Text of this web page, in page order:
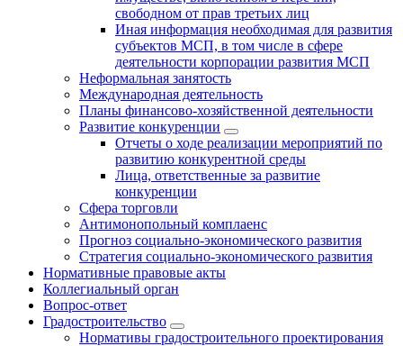
свободном от прав третьих лиц
Иная информация необходимая для развития
субъектов МСП, в том числе в сфере
деятельности корпорации развития МСП
Неформальная занятость
Международная деятельность
Планы финансово-хозяйственной деятельности
Развитие конкуренции
Отчеты о ходе реализации мероприятий по
развитию конкурентной среды
Лица, ответственные за развитие
конкуренции
Сфера торговли
Антимонопольный комплаенс
Прогноз социально-экономического развития
Стратегия социально-экономического развития
Нормативные правовые акты
Коллегиальный орган
Вопрос-ответ
Градостроительство
Нормативы градостроительного проектирования